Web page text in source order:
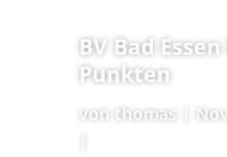
BV Bad
Punkten
von thomas